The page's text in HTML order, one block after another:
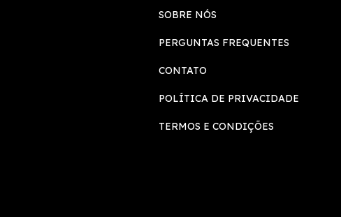
SOBRE NÓS
PERGUNTAS FREQUENTES
CONTATO
POLÍTICA DE PRIVACIDADE
TERMOS E CONDIÇÕES